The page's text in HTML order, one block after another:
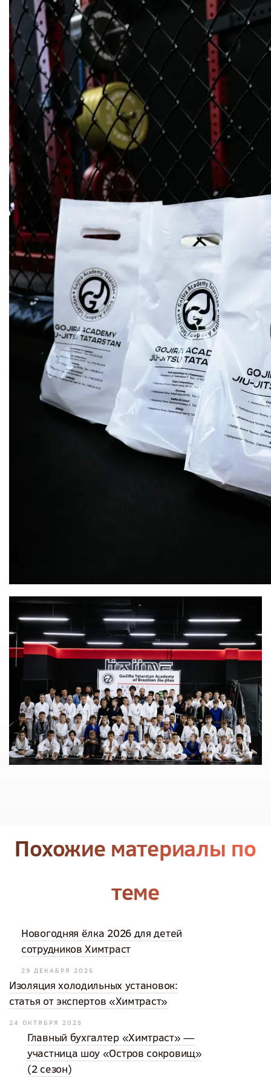
Похожие материалы по
теме
Новогодняя ёлка 2026 для детей
сотрудников Химтраст
29 ДЕКАБРЯ 2025
Изоляция холодильных установок:
статья от экспертов «Химтраст»
24 ОКТЯБРЯ 2025
Главный бухгалтер «Химтраст» —
участница шоу «Остров сокровищ»
(2 сезон)